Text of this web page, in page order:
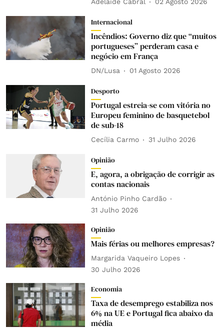
Internacional
Incêndios: Governo diz que “muitos
portugueses” perderam casa e
negócio em França
DN/Lusa 01 Agosto 2026
Desporto
Portugal estreia-se com vitória no
Europeu feminino de basquetebol
de sub-18
Cecília Carmo 31 Julho 2026
Opinião
E, agora, a obrigação de corrigir as
contas nacionais
António Pinho Cardão
31 Julho 2026
Opinião
Mais férias ou melhores empresas?
Margarida Vaqueiro Lopes
30 Julho 2026
Economia
Taxa de desemprego estabiliza nos
6% na UE e Portugal fica abaixo da
média